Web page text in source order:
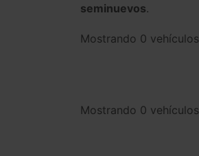
seminuevos.
Mostrando 0 vehículos
Mostrando 0 vehículos